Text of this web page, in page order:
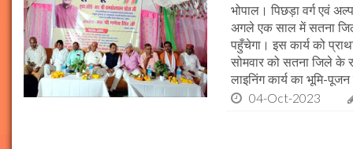
भोपाल। पिछड़ा वर्ग एवं
अगले एक साल में सतना
पहुँचेगा। इस कार्य को
सोमवार को सतना जिले के
लाइनिंग कार्य का भूमि-
04-Oct-2023